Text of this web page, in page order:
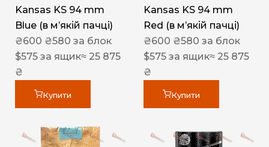
Kansas KS 94 mm
Blue (в мʼякій пачці)
₴600 ₴580 за блок
$575 за ящик≈ 25 875
₴
Купити
Kansas KS 94 mm
Red (в мʼякій пачці)
₴600 ₴580 за блок
$575 за ящик≈ 25 875
₴
Купити